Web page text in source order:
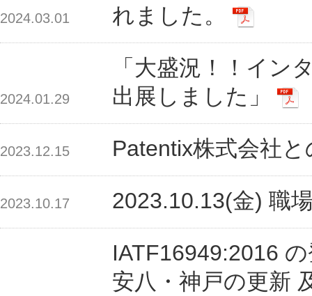
2024.03.01
れました。
2024.01.29
「大盛況！！イン
出展しました」
2023.12.15 Patentix株式会社
2023.10.17 2023.10.13(金) 職
IATF16949:2016
安八・神戸の更新